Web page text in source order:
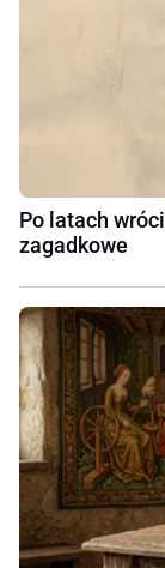
Po latach
zagadkowe